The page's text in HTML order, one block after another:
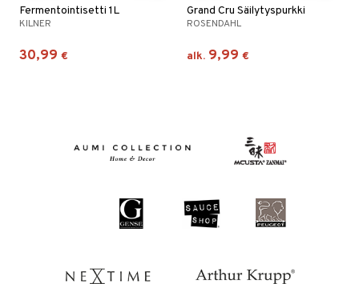
Fermentointisetti 1L
KILNER
30,99 €
Grand Cru Säilytyspurkki
ROSENDAHL
alk. 9,99 €